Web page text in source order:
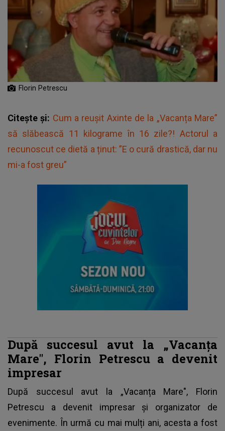
Florin Petrescu
Citește și: Cum a reușit Axinte de la „Vacanța Mare”
să slăbească 11 kilograme în 16 zile?! Actorul a
recunoscut ce dietă a ținut: ”E o cură drastică, dar nu
mi-a fost greu”
După succesul avut la „Vacanța
Mare", Florin Petrescu a devenit
impresar
După succesul avut la „Vacanța Mare", Florin
Petrescu a devenit impresar și organizator de
evenimente. În urmă cu mai mulți ani, acesta a fost